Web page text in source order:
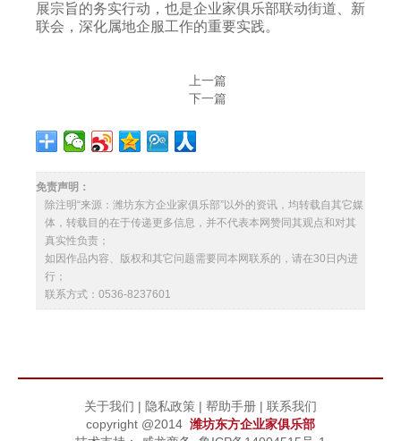
展宗旨的务实行动，也是企业家俱乐部联动街道、新
联会，深化属地企服工作的重要实践。
上一篇
下一篇
免责声明：
除注明“来源：潍坊东方企业家俱乐部”以外的资讯，均转载自其它媒
体，转载目的在于传递更多信息，并不代表本网赞同其观点和对其
真实性负责；
如因作品内容、版权和其它问题需要同本网联系的，请在30日内进
行；
联系方式：0536-8237601
关于我们 | 隐私政策 | 帮助手册 | 联系我们
copyright @2014 潍坊东方企业家俱乐部